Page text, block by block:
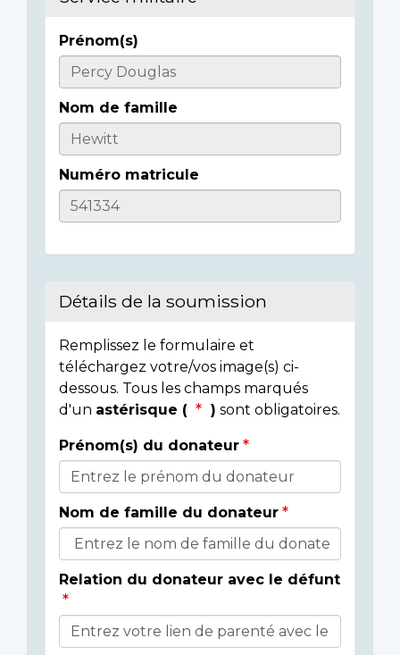
Informations
sur
l'individu
Prénom(s)
Nom de famille
Numéro matricule
Détails de la soumission
Remplissez le formulaire et
téléchargez votre/vos image(s) ci-
dessous. Tous les champs marqués
d'un astérisque ( ) sont obligatoires.
Détails
du
donateur
Prénom(s) du donateur
Nom de famille du donateur
Relation du donateur avec le défunt